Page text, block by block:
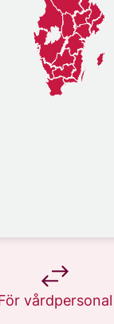
vårdpersonal
på 1177.se